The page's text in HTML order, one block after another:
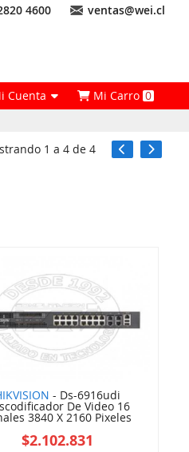
4600 ventas@wei.cl
Cuenta Mi Carro0
1 a4 de4
- Ds-6916udi
De Video 16
3840 X 2160 Pixeles
$2.102.831